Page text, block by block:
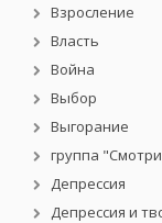
Взросление
Власть
Война
Выбор
Выгорание
группа
Депрессия
Депрессия и